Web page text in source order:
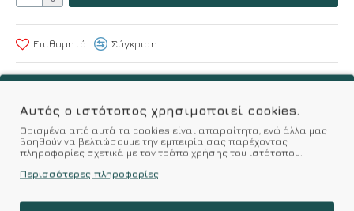
Επιθυμητό Σύγκριση
Kalimeratzis Underwear : Προϊόντα Σχεδιασμένα για
Εσάς & Υφάσματα Υψηλής Ποιότητας για
Αξεπέραστη Αντοχή
Απολαύστε Υφάσματα Φιλικά Προς το Δέρμα & Ανώτερη
Αυτός ο ιστότοπος χρησιμοποιεί cookies.
Ορισμένα από αυτά τα cookies είναι απαραίτητα, ενώ άλλα μας
βοηθούν να βελτιώσουμε την εμπειρία σας παρέχοντας
πληροφορίες σχετικά με τον τρόπο χρήσης του ιστότοπου.
Περισσότερες πληροφορίες